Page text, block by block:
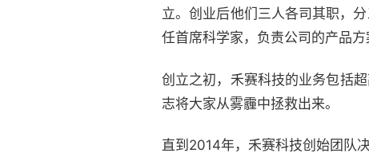
立。创业后他们三人各司其职，
任首席科学家，负责公司的产品
创立之初，禾赛科技的业务包括
志将大家从雾霾中拯救出来。
直到2014年，禾赛科技创始团队